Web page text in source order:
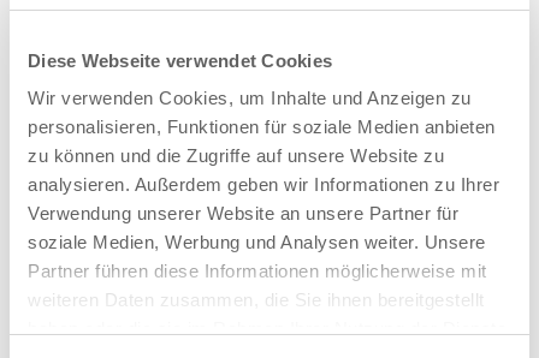
Diese Webseite verwendet Cookies
Wir verwenden Cookies, um Inhalte und Anzeigen zu
personalisieren, Funktionen für soziale Medien anbieten
zu können und die Zugriffe auf unsere Website zu
analysieren. Außerdem geben wir Informationen zu Ihrer
Verwendung unserer Website an unsere Partner für
soziale Medien, Werbung und Analysen weiter. Unsere
Partner führen diese Informationen möglicherweise mit
weiteren Daten zusammen, die Sie ihnen bereitgestellt
Ausbildungsbeginn
Die Ausbildung startet zumeist am 1. August oder 1.
September eines Jahres. Es ist aber auch möglich,
deine Ausbildung zu einem anderen Zeitpunkt zu
beginnen. Besprich das individuell mit deinem
Ausbildungsbetrieb.
Dauer der Ausbildung